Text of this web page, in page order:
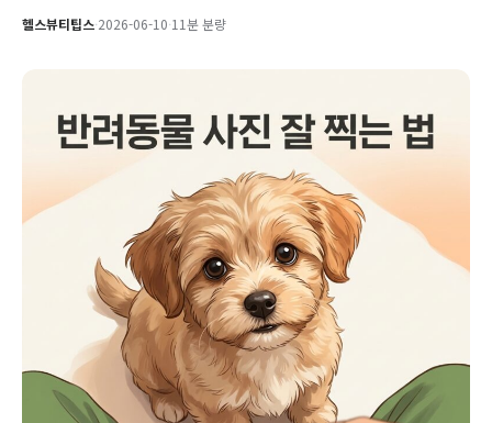
헬스뷰티팁스·2026-06-10·11분 분량